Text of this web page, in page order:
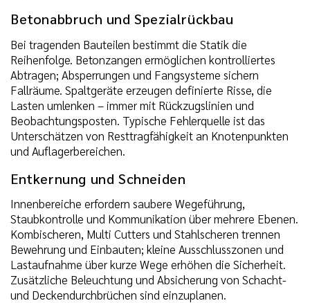
Betonabbruch und Spezialrückbau
Bei tragenden Bauteilen bestimmt die Statik die
Reihenfolge. Betonzangen ermöglichen kontrolliertes
Abtragen; Absperrungen und Fangsysteme sichern
Fallräume. Spaltgeräte erzeugen definierte Risse, die
Lasten umlenken – immer mit Rückzugslinien und
Beobachtungsposten. Typische Fehlerquelle ist das
Unterschätzen von Resttragfähigkeit an Knotenpunkten
und Auflagerbereichen.
Entkernung und Schneiden
Innenbereiche erfordern saubere Wegeführung,
Staubkontrolle und Kommunikation über mehrere Ebenen.
Kombischeren, Multi Cutters und Stahlscheren trennen
Bewehrung und Einbauten; kleine Ausschlusszonen und
Lastaufnahme über kurze Wege erhöhen die Sicherheit.
Zusätzliche Beleuchtung und Absicherung von Schacht-
und Deckendurchbrüchen sind einzuplanen.